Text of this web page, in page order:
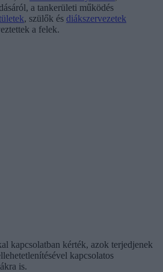
a tankerületi működés
, szülők és diákszervezetek
a felek.
kapcsolatban kérték, azok terjedjenek
kapcsolatos
is.